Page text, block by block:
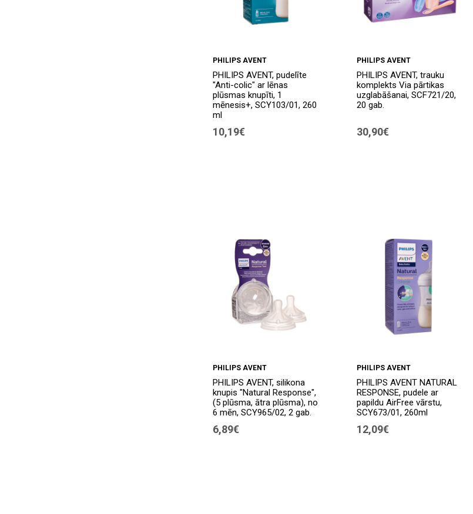
PHILIPS AVENT
PHILIPS AVENT, pudelīte
"Anti-colic" ar lēnas
plūsmas knupīti, 1
mēnesis+, SCY103/01, 260
ml
10,19€
PHILIPS AVENT
PHILIPS AVENT, trauku
komplekts Via pārtikas
uzglabāšanai, SCF721/20,
20 gab.
30,90€
PHILIPS AVENT
PHILIPS AVENT, silikona
knupis "Natural Response",
(5 plūsma, ātra plūsma), no
6 mēn, SCY965/02, 2 gab.
6,89€
PHILIPS AVENT
PHILIPS AVENT NATURAL
RESPONSE, pudele ar
papildu AirFree vārstu,
SCY673/01, 260ml
12,09€